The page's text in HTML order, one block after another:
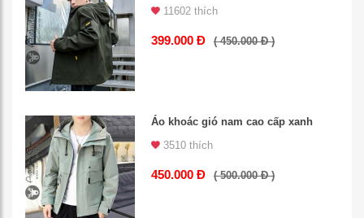
11602 thích
399.000 Đ ( 450.000 Đ )
Áo khoác gió nam cao cấp xanh
3510 thích
450.000 Đ ( 500.000 Đ )